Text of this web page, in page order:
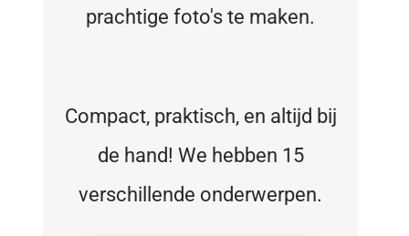
prachtige foto's te maken.
Compact, praktisch, en altijd bij
de hand! We hebben 15
verschillende onderwerpen.